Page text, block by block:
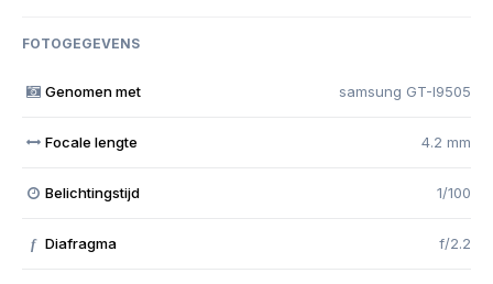
FOTOGEGEVENS
Genomen met samsung GT-I9505
Focale lengte 4.2 mm
Belichtingstijd 1/100
f Diafragma f/2.2